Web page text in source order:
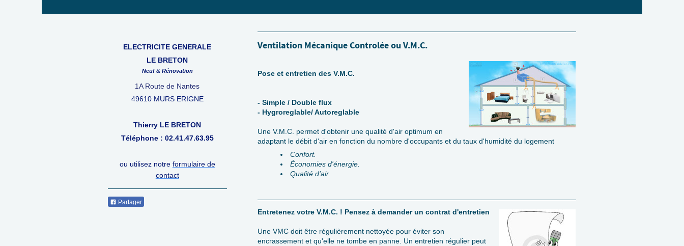
Ventilation Mécanique Controlée ou V.M.C.
Pose et entretien des V.M.C.
- Simple / Double flux
- Hygroreglable/ Autoreglable
Une V.M.C. permet d'obtenir une qualité d'air optimum en
adaptant le débit d'air en fonction du nombre d'occupants et du taux d'humidité du logement
Confort.
Économies d'énergie.
Qualité d'air.
Entretenez votre V.M.C. ! Pensez à demander un contrat d'entretien
Une VMC doit être régulièrement nettoyée pour éviter son
encrassement et qu'elle ne tombe en panne. Un entretien régulier peut
ELECTRICITE GENERALE
LE BRETON
Neuf & Rénovation
1A Route de Nantes
49610 MURS ERIGNE
Thierry LE BRETON
Téléphone : 02.41.47.63.95
ou utilisez notre formulaire de
contact
Partager